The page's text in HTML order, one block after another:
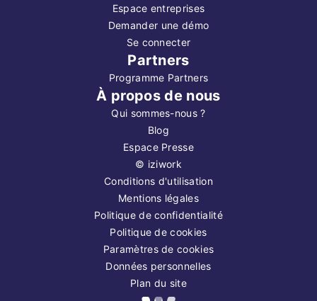
Espace entreprises
Demander une démo
Se connecter
Partners
Programme Partners
À propos de nous
Qui sommes-nous ?
Blog
Espace Presse
© iziwork
Conditions d'utilisation
Mentions légales
Politique de confidentialité
Politique de cookies
Paramètres de cookies
Données personnelles
Plan du site